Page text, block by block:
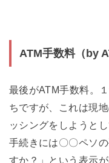
ATM手数料（by
最後がATM手数料。
ちですが、これは現
ッシングをしようと
手続きには〇〇ペソ
すか？」という表示が